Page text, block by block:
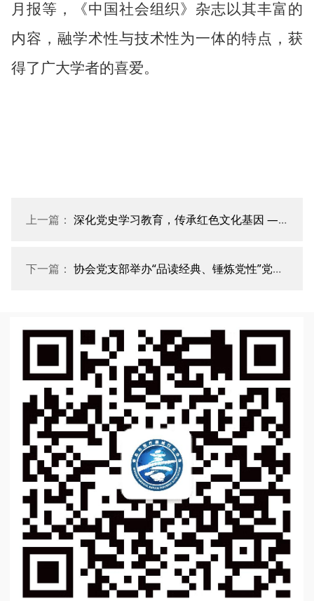
月报等，《中国社会组织》杂志以其丰富的
内容，融学术性与技术性为一体的特点，获
得了广大学者的喜爱。
上一篇： 深化党史学习教育，传承红色文化基因 ——协会党支部举办毛公山红色革命教育主题活动
下一篇： 协会党支部举办“品读经典、锤炼党性”党员读书分享会（第六期）